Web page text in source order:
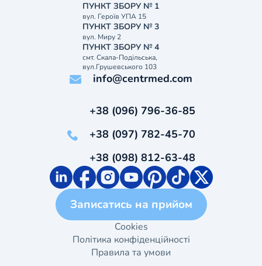
ПУНКТ ЗБОРУ № 1
вул. Героїв УПА 15
ПУНКТ ЗБОРУ № 3
вул. Миру 2
ПУНКТ ЗБОРУ № 4
смт. Скала-Подільська,
вул.Грушевського 103
info@centrmed.com
+38 (096) 796-36-85
+38 (097) 782-45-70
+38 (098) 812-63-48
Записатись на прийом
Cookies
Політика конфіденційності
Правила та умови